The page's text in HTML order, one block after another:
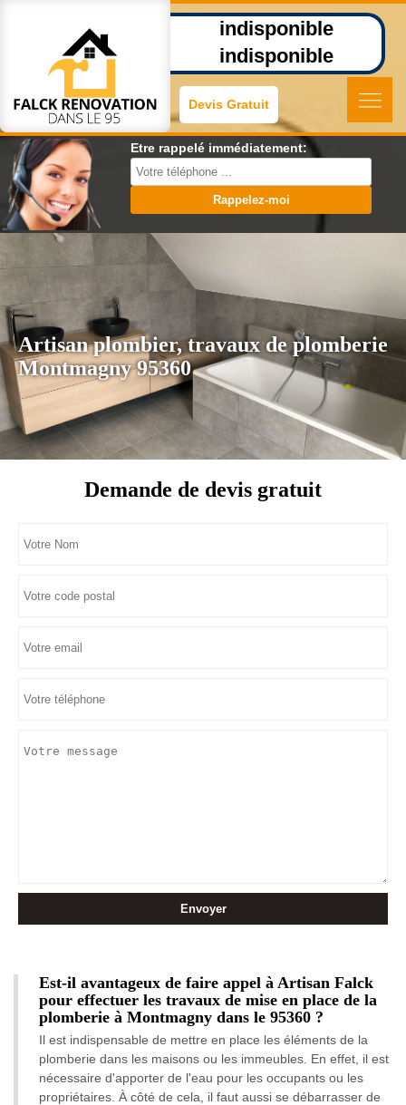
indisponible
indisponible
Devis Gratuit
Etre rappelé immédiatement:
Artisan plombier, travaux de plomberie
Montmagny 95360
Demande de devis gratuit
Est-il avantageux de faire appel à Artisan Falck
pour effectuer les travaux de mise en place de la
plomberie à Montmagny dans le 95360 ?
Il est indispensable de mettre en place les éléments de la
plomberie dans les maisons ou les immeubles. En effet, il est
nécessaire d'apporter de l'eau pour les occupants ou les
propriétaires. À côté de cela, il faut aussi se débarrasser de